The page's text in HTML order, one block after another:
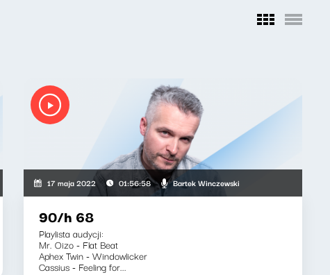
17 maja 2022 01:56:58 Bartek Winczewski
90/h 68
Playlista audycji:
Mr. Oizo - Flat Beat
Aphex Twin - Windowlicker
Cassius - Feeling for...